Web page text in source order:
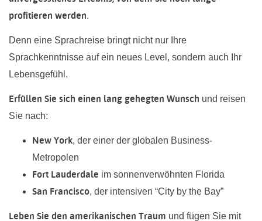
profitieren werden.
Denn eine Sprachreise bringt nicht nur Ihre
Sprachkenntnisse auf ein neues Level, sondern auch Ihr
Lebensgefühl.
Erfüllen Sie sich einen lang gehegten Wunsch und reisen
Sie nach:
New York, der einer der globalen Business-
Metropolen
Fort Lauderdale im sonnenverwöhnten Florida
San Francisco, der intensiven “City by the Bay”
Leben Sie den amerikanischen Traum und fügen Sie mit